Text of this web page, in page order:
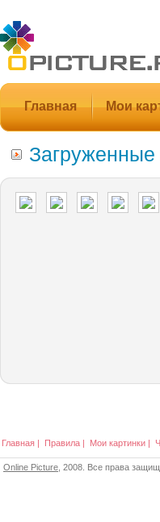
Главная Мои
Главная | Правила | Мои картинки |
Online Picture , 2008. Все права